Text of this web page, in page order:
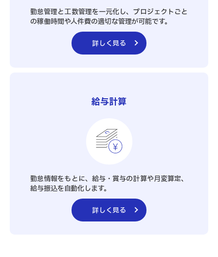
勤怠管理と工数管理を一元化し、プロジェクトごと
の稼働時間や人件費の適切な管理が可能です。
詳しく見る
給与計算
勤怠情報をもとに、給与・賞与の計算や月変算定、
給与振込を自動化します。
詳しく見る